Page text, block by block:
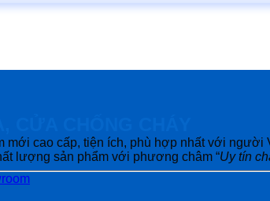
cao cấp, tiện ích, phù hợp nhất với người
lượng sản phẩm với phương châm “Uy tín